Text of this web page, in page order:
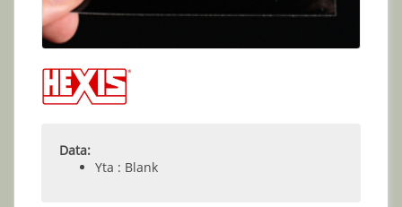
Data:
Yta : Blank